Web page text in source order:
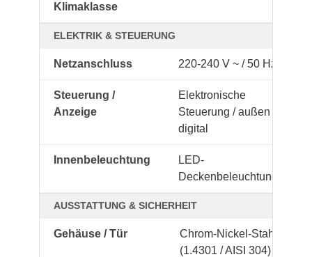
Klimaklasse
ELEKTRIK & STEUERUNG
Netzanschluss 220-240 V ~ / 50 Hz
Steuerung /
Anzeige
Elektronische
Steuerung / außen
digital
Innenbeleuchtung
LED-
Deckenbeleuchtung
AUSSTATTUNG & SICHERHEIT
Gehäuse / Tür
Chrom-Nickel-Stahl
(1.4301 / AISI 304) ()